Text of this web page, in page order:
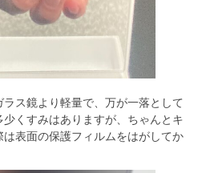
ス鏡より軽量で、万が一落として
くすみはありますが、ちゃんとキ
表面の保護フィルムをはがしてか